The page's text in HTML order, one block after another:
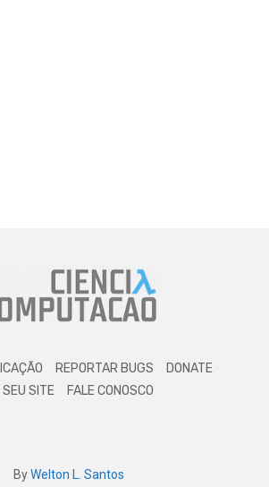
REPORTAR BUGS
DONATE
SEU SITE
FALE CONOSCO
ByWelton L. Santos